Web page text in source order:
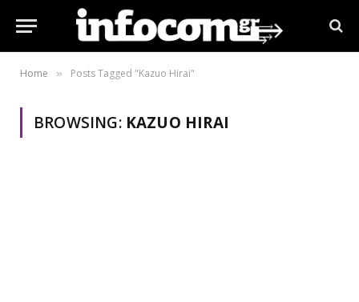
Home » Posts Tagged "Kazuo Hirai"
BROWSING: KAZUO HIRAI